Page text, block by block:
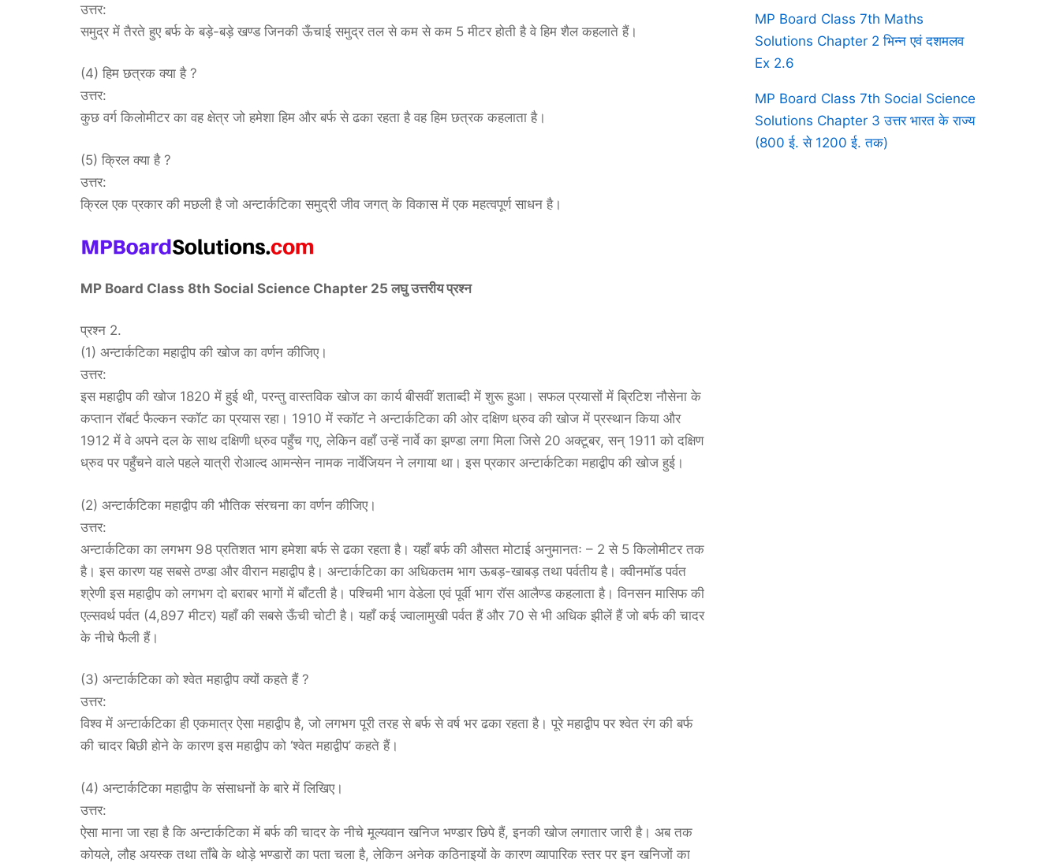
उत्तर:
समुद्र में तैरते हुए बर्फ के बड़े-बड़े खण्ड जिनकी ऊँचाई समुद्र तल से कम से कम 5 मीटर होती है वे हिम शैल कहलाते हैं।
(4) हिम छत्रक क्या है ?
उत्तर:
कुछ वर्ग किलोमीटर का वह क्षेत्र जो हमेशा हिम और बर्फ से ढका रहता है वह हिम छत्रक कहलाता है।
(5) क्रिल क्या है ?
उत्तर:
क्रिल एक प्रकार की मछली है जो अन्टार्कटिका समुद्री जीव जगत् के विकास में एक महत्वपूर्ण साधन है।
MP Board Class 8th Social Science Chapter 25 लघु उत्तरीय प्रश्न
प्रश्न 2.
(1) अन्टार्कटिका महाद्वीप की खोज का वर्णन कीजिए।
उत्तर:
इस महाद्वीप की खोज 1820 में हुई थी, परन्तु वास्तविक खोज का कार्य बीसवीं शताब्दी में शुरू हुआ। सफल प्रयासों में ब्रिटिश नौसेना के
कप्तान रॉबर्ट फैल्कन स्कॉट का प्रयास रहा। 1910 में स्कॉट ने अन्टार्कटिका की ओर दक्षिण ध्रुव की खोज में प्रस्थान किया और
1912 में वे अपने दल के साथ दक्षिणी ध्रुव पहुँच गए, लेकिन वहाँ उन्हें नार्वे का झण्डा लगा मिला जिसे 20 अक्टूबर, सन् 1911 को दक्षिण
ध्रुव पर पहुँचने वाले पहले यात्री रोआल्द आमन्सेन नामक नार्वेजियन ने लगाया था। इस प्रकार अन्टार्कटिका महाद्वीप की खोज हुई।
(2) अन्टार्कटिका महाद्वीप की भौतिक संरचना का वर्णन कीजिए।
उत्तर:
अन्टार्कटिका का लगभग 98 प्रतिशत भाग हमेशा बर्फ से ढका रहता है। यहाँ बर्फ की औसत मोटाई अनुमानतः – 2 से 5 किलोमीटर तक
है। इस कारण यह सबसे ठण्डा और वीरान महाद्वीप है। अन्टार्कटिका का अधिकतम भाग ऊबड़-खाबड़ तथा पर्वतीय है। क्वीनमॉड पर्वत
श्रेणी इस महाद्वीप को लगभग दो बराबर भागों में बाँटती है। पश्चिमी भाग वेडेला एवं पूर्वी भाग रॉस आलैण्ड कहलाता है। विनसन मासिफ की
एल्सवर्थ पर्वत (4,897 मीटर) यहाँ की सबसे ऊँची चोटी है। यहाँ कई ज्वालामुखी पर्वत हैं और 70 से भी अधिक झीलें हैं जो बर्फ की चादर
के नीचे फैली हैं।
(3) अन्टार्कटिका को श्वेत महाद्वीप क्यों कहते हैं ?
उत्तर:
विश्व में अन्टार्कटिका ही एकमात्र ऐसा महाद्वीप है, जो लगभग पूरी तरह से बर्फ से वर्ष भर ढका रहता है। पूरे महाद्वीप पर श्वेत रंग की बर्फ
की चादर बिछी होने के कारण इस महाद्वीप को ‘श्वेत महाद्वीप’ कहते हैं।
(4) अन्टार्कटिका महाद्वीप के संसाधनों के बारे में लिखिए।
उत्तर:
ऐसा माना जा रहा है कि अन्टार्कटिका में बर्फ की चादर के नीचे मूल्यवान खनिज भण्डार छिपे हैं, इनकी खोज लगातार जारी है। अब तक
कोयले, लौह अयस्क तथा ताँबे के थोड़े भण्डारों का पता चला है, लेकिन अनेक कठिनाइयों के कारण व्यापारिक स्तर पर इन खनिजों का
MP Board Class 7th Maths
Solutions Chapter 2 भिन्न एवं दशमलव
Ex 2.6
MP Board Class 7th Social Science
Solutions Chapter 3 उत्तर भारत के राज्य
(800 ई. से 1200 ई. तक)